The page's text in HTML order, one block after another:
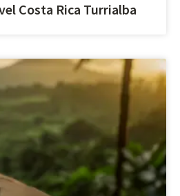
Costa Rica Turrialba